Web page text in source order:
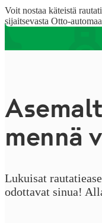
Voit nostaa käteistä
sijaitsevasta Otto-
mennä
Lukuisat
odottavat sinua!